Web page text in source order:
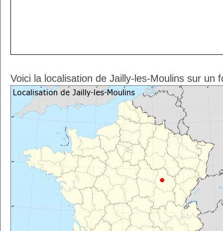
Voici la localisation de Jailly-les-Moulins sur un